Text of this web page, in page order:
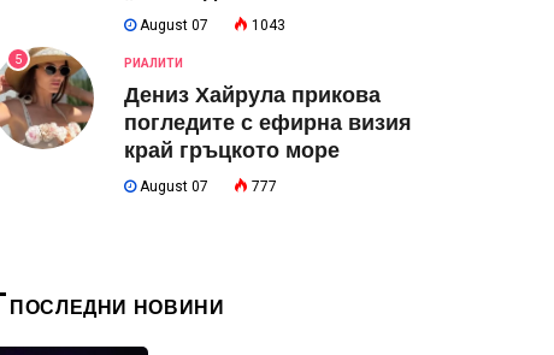
August 07 1043
5 РИАЛИТИ
Дениз Хайрула прикова
погледите с ефирна визия
край гръцкото море
August 07 777
ПОСЛЕДНИ НОВИНИ